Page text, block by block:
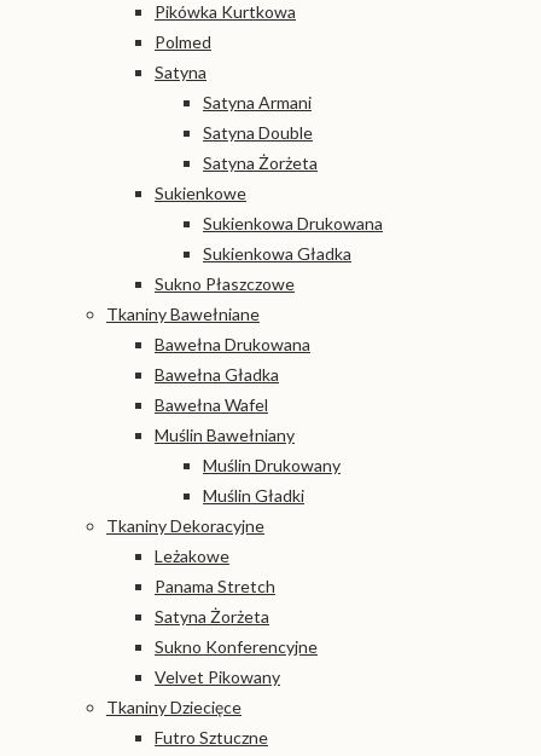
Pikówka Kurtkowa
Polmed
Satyna
Satyna Armani
Satyna Double
Satyna Żorżeta
Sukienkowe
Sukienkowa Drukowana
Sukienkowa Gładka
Sukno Płaszczowe
Tkaniny Bawełniane
Bawełna Drukowana
Bawełna Gładka
Bawełna Wafel
Muślin Bawełniany
Muślin Drukowany
Muślin Gładki
Tkaniny Dekoracyjne
Leżakowe
Panama Stretch
Satyna Żorżeta
Sukno Konferencyjne
Velvet Pikowany
Tkaniny Dziecięce
Futro Sztuczne